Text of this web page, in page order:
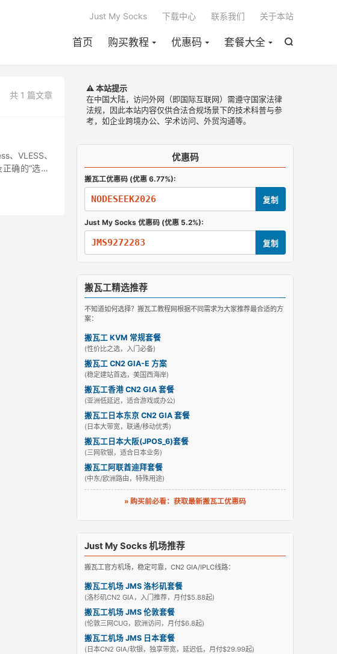

首页 购买教程 优惠码 套餐大全
Just My Socks 下载中心 联系我们 关于本站
共 1 篇文章
、VLESS、
确的“选中”
⚠️ 本站提示
在中国大陆，访问外网（即国际互联网）需遵守国家法律
法规，因此本站内容仅供合法合规场景下的技术科普与参
考，如企业跨境办公、学术访问、外贸沟通等。
优惠码
搬瓦工优惠码 (优惠 6.77%):
NODESEEK2026 复制
Just My Socks 优惠码 (优惠 5.2%):
JMS9272283 复制
搬瓦工精选推荐
不知道如何选择？搬瓦工教程网根据不同需求为大家推荐最合适的方
案：
搬瓦工 KVM 常规套餐
(性价比之选，入门必备)
搬瓦工 CN2 GIA-E 方案
(稳定建站首选，美国西海岸)
搬瓦工香港 CN2 GIA 套餐
(亚洲低延迟，适合游戏或办公)
搬瓦工日本东京 CN2 GIA 套餐
(日本大带宽，联通/移动优秀)
搬瓦工日本大阪(JPOS_6)套餐
(三网软银，适合日本业务)
搬瓦工阿联酋迪拜套餐
(中东/欧洲路由，特殊用途)
» 购买前必看：获取最新搬瓦工优惠码
Just My Socks 机场推荐
搬瓦工官方机场，稳定可靠，CN2 GIA/IPLC线路：
搬瓦工机场 JMS 洛杉矶套餐
(洛杉矶CN2 GIA，入门推荐，月付$5.88起)
搬瓦工机场 JMS 伦敦套餐
(伦敦三网CUG，欧洲访问，月付$6.8起)
搬瓦工机场 JMS 日本套餐
(日本CN2 GIA/软银，独享带宽，延迟低，月付$29.99起)